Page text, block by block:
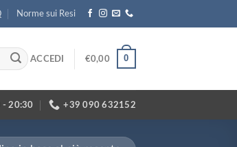
Norme sui Resi
ACCEDI €0,00 0
- 20:30 +39 090 632152